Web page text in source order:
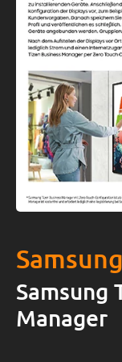
Samsung
Samsung
Manager